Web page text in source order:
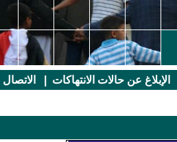
الإبلاغ عن حالات الانتهاكات الاتصال